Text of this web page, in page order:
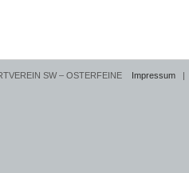
SW – OSTERFEINE Impressum